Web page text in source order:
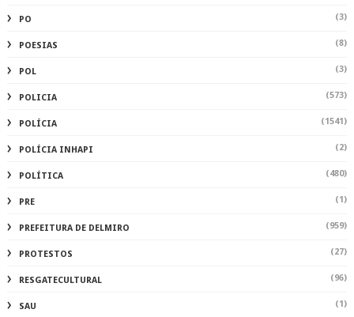
PO (3)
POESIAS (8)
POL (3)
POLICIA (573)
POLÍCIA (1541)
POLÍCIA INHAPI (2)
POLÍTICA (480)
PRE (1)
PREFEITURA DE DELMIRO (959)
PROTESTOS (27)
RESGATECULTURAL (96)
SAU (1)